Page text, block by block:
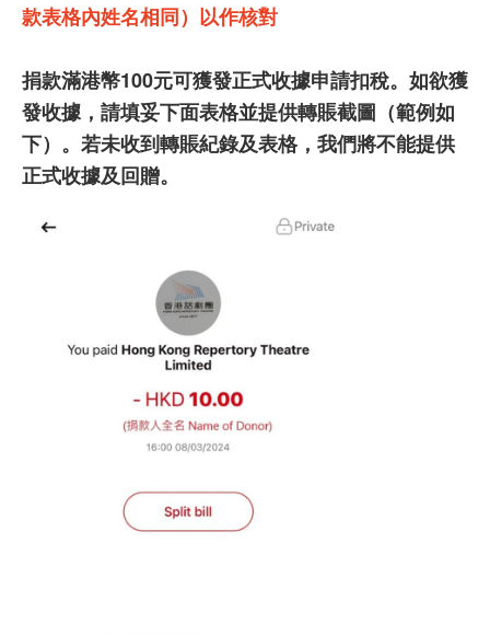
款表格內姓名相同）以作核對
捐款滿港幣100元可獲發正式收據申請扣稅。如欲獲
發收據，請填妥下面表格並提供轉賬截圖（範例如
下） 。若未收到轉賬紀錄及表格，我們將不能提供
正式收據及回贈。